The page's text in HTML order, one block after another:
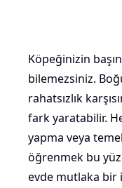
Köpeğinizin
bilemezsiniz.
rahatsızlık
fark yaratabilir.
yapma veya
öğrenmek bu
evde mutlaka bir